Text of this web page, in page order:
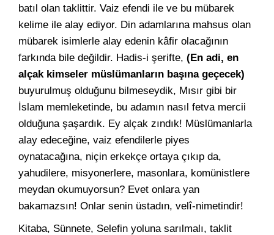
batıl olan taklittir. Vaiz efendi ile ve bu mübarek
kelime ile alay ediyor. Din adamlarına mahsus olan
mübarek isimlerle alay edenin kâfir olacağının
farkında bile değildir. Hadis-i şerifte, (En adi, en
alçak kimseler müslümanların başına geçecek)
buyurulmuş olduğunu bilmeseydik, Mısır gibi bir
İslam memleketinde, bu adamın nasıl fetva mercii
olduğuna şaşardık. Ey alçak zındık! Müslümanlarla
alay edeceğine, vaiz efendilerle piyes
oynatacağına, niçin erkekçe ortaya çıkıp da,
yahudilere, misyonerlere, masonlara, komünistlere
meydan okumuyorsun? Evet onlara yan
bakamazsın! Onlar senin üstadın, velî-nimetindir!
Kitaba, Sünnete, Selefin yoluna sarılmalı, taklit